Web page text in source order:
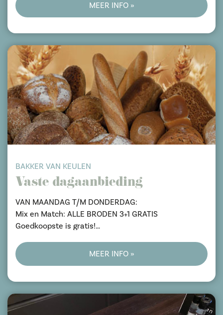
MEER INFO »
BAKKER VAN KEULEN
Vaste dagaanbieding
VAN MAANDAG T/M DONDERDAG:
Mix en Match: ALLE BRODEN 3+1 GRATIS
Goedkoopste is gratis!
DAGELIJKS VAST LAAG:
Dagelijks ovenverse worstenbroodjes 6+2 GRATIS
MEER INFO »